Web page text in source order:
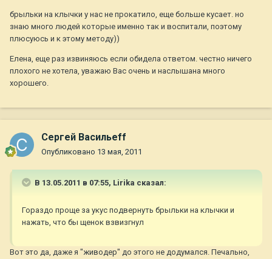
брыльки на клычки у нас не прокатило, еще больше кусает. но
знаю много людей которые именно так и воспитали, поэтому
плюсуюсь и к этому методу))
Елена, еще раз извиняюсь если обидела ответом. честно ничего
плохого не хотела, уважаю Вас очень и наслышана много
хорошего.
Сергей Васильеff
Опубликовано 13 мая, 2011
В 13.05.2011 в 07:55, Lirika сказал:
Гораздо проще за укус подвернуть брыльки на клычки и
нажать, что бы щенок взвизгнул
Вот это да, даже я "живодер" до этого не додумался. Печально,